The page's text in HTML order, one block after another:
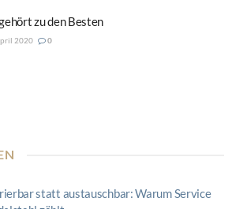
zu den Besten
2020 0
statt austauschbar: Warum Service